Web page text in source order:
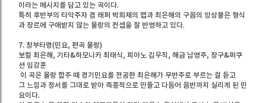
이라는 메시지를 담고 있는 곡이다.
특히 후반부의 타악주자 겸 래퍼 박희재의 랩과 최은해의 구음의 앙상블은 형식
과 장르에 구애받지 않는 몰랑의 컨셉을 잘 반영하고 있다.
7. 창부타령(민요, 편곡 몰랑)
보컬 최은해, 기타&하모니카 최태식, 피아노 김우직, 해금 남영주, 장구&퍼쿠
션 임강훈
이 곡은 몰랑 합주 때 경기민요를 전공한 최은해가 무반주로 부르는 걸 듣고
그 느낌과 정서를 그대로 받아 즉흥적으로 만들고 다듬어 음반까지 실리게 된 민
요이다.